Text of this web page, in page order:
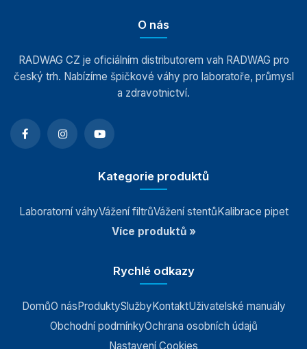
O nás
RADWAG CZ je oficiálním distributorem vah RADWAG pro
český trh. Nabízíme špičkové váhy pro laboratoře, průmysl
a zdravotnictví.
Kategorie produktů
Laboratorní váhyVážení filtrůVážení stentůKalibrace pipet
Více produktů »
Rychlé odkazy
DomůO násProduktySlužbyKontaktUživatelské manuály
Obchodní podmínkyOchrana osobních údajů
Nastavení Cookies